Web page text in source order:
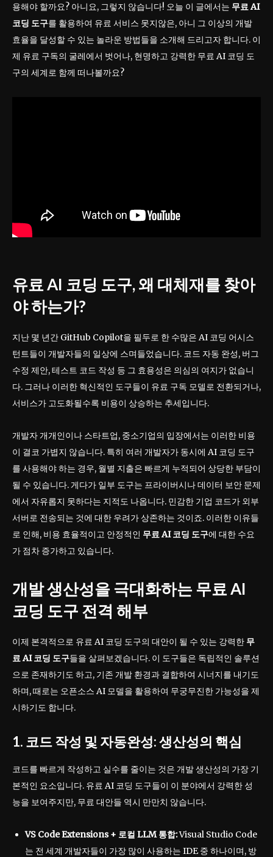
용해야 할까요? 아니요, 그렇지 않습니다! 오늘 이 글에서는 무료 AI
코딩 도구를 활용하여 유료 서비스 못지않은, 아니 그 이상의 개발
효율을 달성할 수 있는 놀라운 방법들을 소개해 드리고자 합니다. 이
제 유료 구독의 굴레에서 벗어나, 현명하고 강력한 무료 AI 코딩 도
구의 세계로 함께 떠나볼까요?
유료 AI 코딩 도구, 왜 대체재를 찾아
야 하는가?
지난 몇 년간 GitHub Copilot을 필두로 한 수많은 AI 코딩 어시스
턴트들이 개발자들의 일상에 스며들었습니다. 코드 자동 완성, 버그
수정 제안, 테스트 코드 작성 등 그 효용성은 의심의 여지가 없습니
다. 그러나 이러한 혁신적인 도구들이 유료 구독 모델로 전환되거나,
서비스가 고도화될수록 비용이 상승하는 추세입니다.
개발자 개개인이나 스타트업, 중소기업의 입장에서는 이러한 비용
이 결코 가볍지 않습니다. 특히 여러 개발자가 동시에 AI 코딩 도구
를 사용해야 하는 경우, 월별 지출은 빠르게 누적되어 상당한 부담이
될 수 있습니다. 게다가 일부 도구는 프라이버시나 데이터 보안 문제
에서 자유롭지 못하다는 지적도 나옵니다. 민감한 기업 코드가 외부
서버로 전송되는 것에 대한 우려가 상존하는 것이죠. 이러한 이유들
로 인해, 비용 효율적이고 안정적인 무료 AI 코딩 도구에 대한 수요
가 점차 증가하고 있습니다.
개발 생산성을 극대화하는 무료 AI
코딩 도구 전격 해부
이제 본격적으로 유료 AI 코딩 도구의 대안이 될 수 있는 강력한 무
료 AI 코딩 도구들을 살펴보겠습니다. 이 도구들은 독립적인 솔루션
으로 존재하기도 하고, 기존 개발 환경과 결합하여 시너지를 내기도
하며, 때로는 오픈소스 AI 모델을 활용하여 무궁무진한 가능성을 제
시하기도 합니다.
1. 코드 작성 및 자동완성: 생산성의 핵심
코드를 빠르게 작성하고 실수를 줄이는 것은 개발 생산성의 가장 기
본적인 요소입니다. 유료 AI 코딩 도구들이 이 분야에서 강력한 성
능을 보여주지만, 무료 대안들 역시 만만치 않습니다.
VS Code Extensions + 로컬 LLM 통합:Visual Studio Code
는 전 세계 개발자들이 가장 많이 사용하는 IDE 중 하나이며, 방